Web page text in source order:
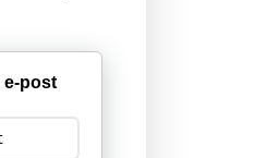
e-post